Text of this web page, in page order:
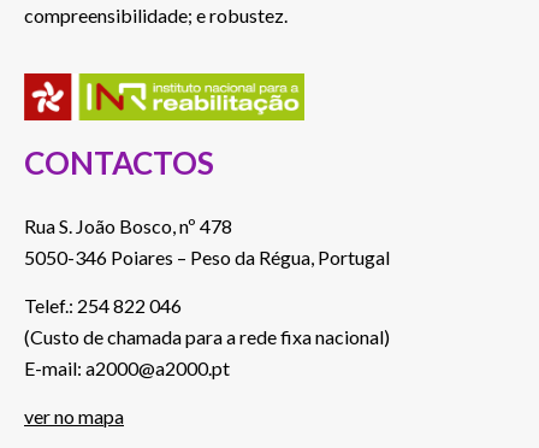
compreensibilidade; e robustez.
CONTACTOS
Rua S. João Bosco, nº 478
5050-346 Poiares – Peso da Régua, Portugal
Telef.: 254 822 046
(Custo de chamada para a rede fixa nacional)
E-mail: a2000@a2000.pt
ver no mapa